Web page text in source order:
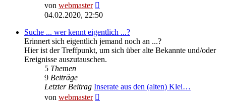
von webmaster
Beitrag
04.02.2020, 22:50
Suche ... wer kennt eigentlich ...?
Erinnert sich eigentlich jemand noch an ...?
Hier ist der Treffpunkt, um sich über alte Bekannte und/oder
Ereignisse auszutauschen.
5 Themen
9 Beiträge
Letzter Beitrag Inserate aus den (alten) Klei…
von webmaster